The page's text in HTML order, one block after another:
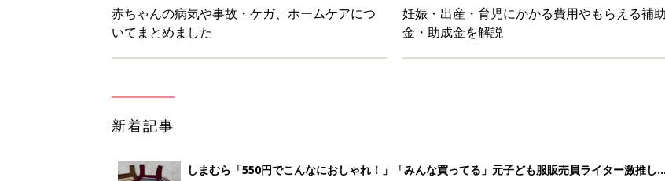
赤ちゃん・育児
「抱っこ紐」は何kgで卒業？赤ちゃんを起こさずに引き抜く「かくし芸」的テクも